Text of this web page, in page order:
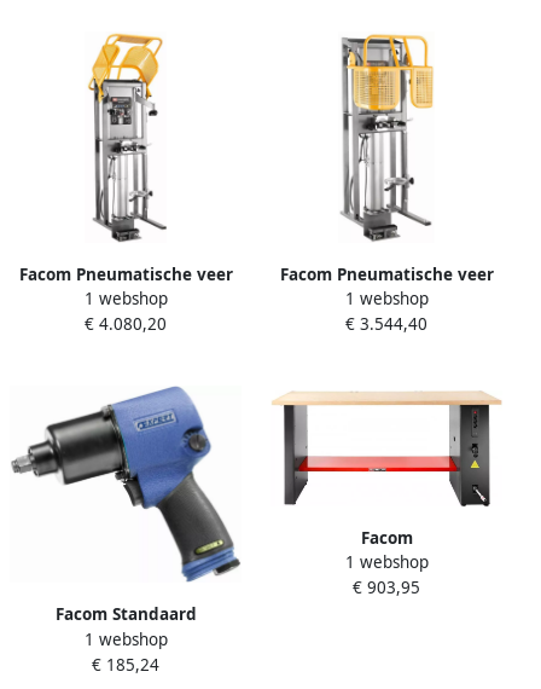
Facom Pneumatische veer
compressor | DLS.501HPS
1 webshop
€ 4.080,20
Facom Pneumatische veer
compressor | DLS.501HP
1 webshop
€ 3.544,40
Facom Standaard
slagmoersleutel | 1 2" | 814
Nm | E230110
1 webshop
€ 185,24
Facom
Stroomondersteuning | met
contactdoos en luchtslang |
1 webshop
€ 903,95